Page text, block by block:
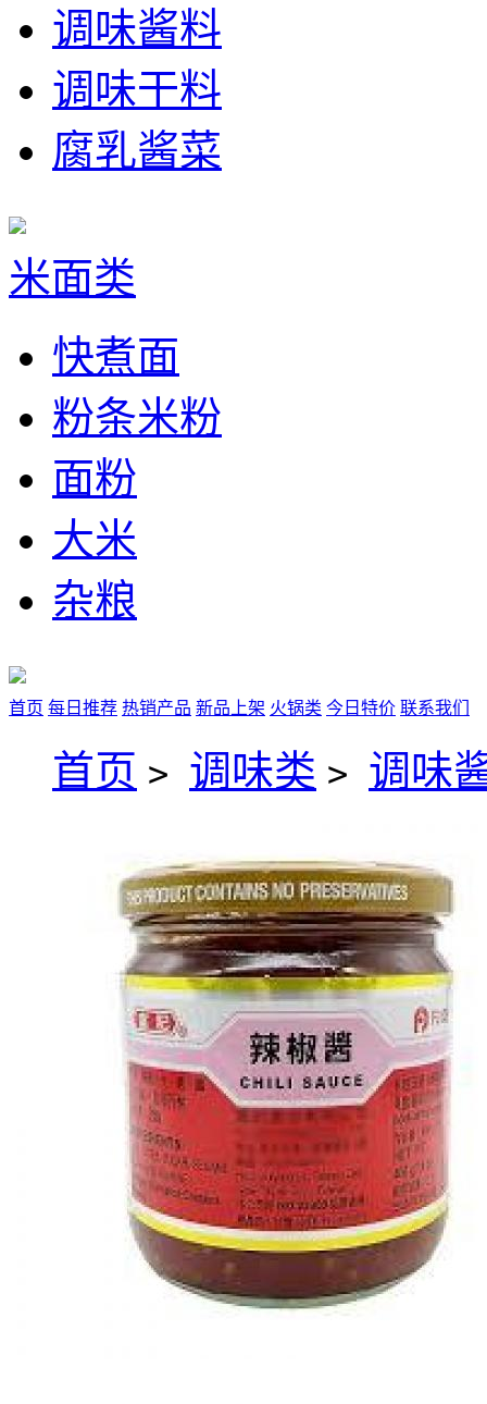
调味酱料
调味干料
腐乳酱菜
米面类
快煮面
粉条米粉
面粉
大米
杂粮
首页 每日推荐 热销产品 新品上架 火锅类 今日特价 联系我们
首页 > 调味类 > 调味